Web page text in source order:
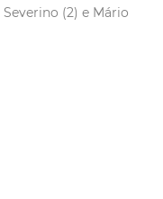
(2) e Mário